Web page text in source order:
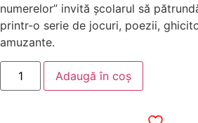
numerelor” invită școlarul să
printr-o serie de jocuri, poezii,
amuzante.
Adaugă în coș